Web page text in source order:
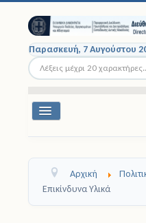
Παρασκευή, 7 Αυγούστου
Αναζήτηση...
Εναλλαγή
Σχολικές Μονάδες
Αρχική
Επικίνδυνα Υλικά